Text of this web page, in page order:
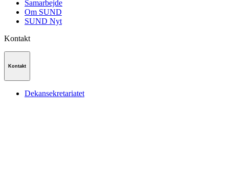
Samarbejde
Om SUND
SUND Nyt
Kontakt
Kontakt
Dekansekretariatet